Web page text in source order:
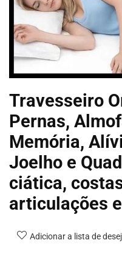
Travesseiro
Pernas,
Memória,
Joelho e
ciática,
articulações
Adicionar a lista de